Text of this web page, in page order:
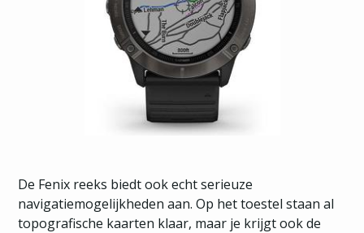
De Fenix reeks biedt ook echt serieuze
navigatiemogelijkheden aan. Op het toestel staan al
topografische kaarten klaar, maar je krijgt ook de